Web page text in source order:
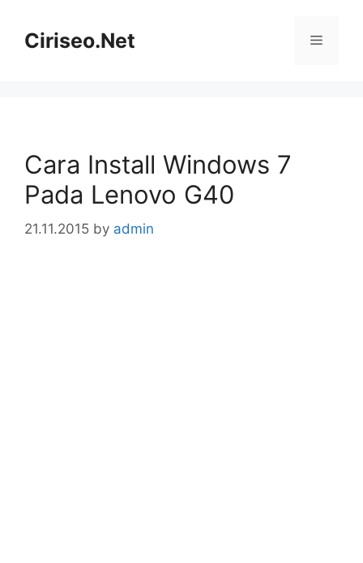
contentCiriseo.Net Menu
Cara Install Windows 7
Pada Lenovo G40
21.11.2015 by admin